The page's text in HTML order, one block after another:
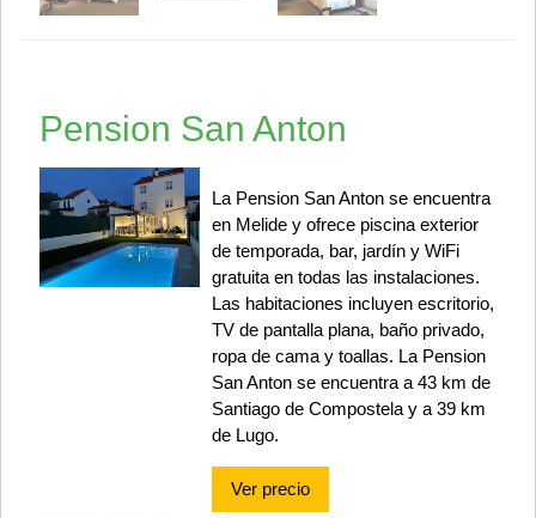
Pension San Anton
La Pension San Anton se encuentra
en Melide y ofrece piscina exterior
de temporada, bar, jardín y WiFi
gratuita en todas las instalaciones.
Las habitaciones incluyen escritorio,
TV de pantalla plana, baño privado,
ropa de cama y toallas. La Pension
San Anton se encuentra a 43 km de
Santiago de Compostela y a 39 km
de Lugo.
Ver precio